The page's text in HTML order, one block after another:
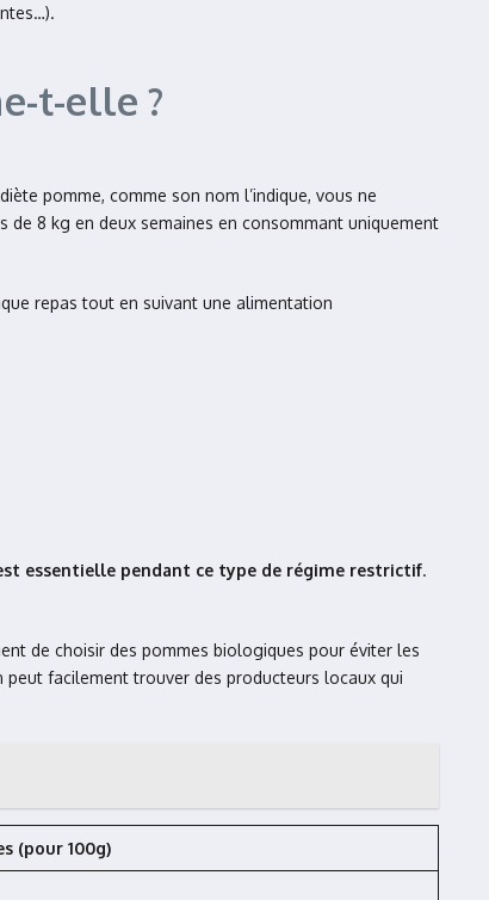
t-elle ?
pomme, comme son nom l’indique, vous ne
8 kg en deux semaines en consommant uniquement
repas tout en suivant une alimentation
essentielle pendant ce type de régime restrictif.
de choisir des pommes biologiques pour éviter les
facilement trouver des producteurs locaux qui
(pour 100g)